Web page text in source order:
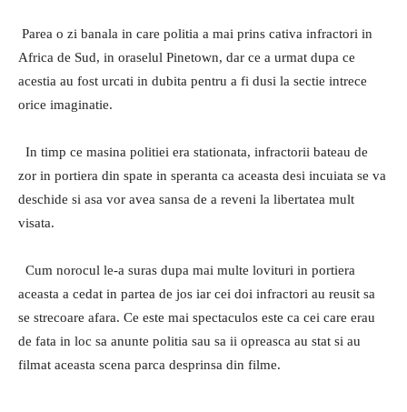
Parea o zi banala in care politia a mai prins cativa infractori in
Africa de Sud, in oraselul Pinetown, dar ce a urmat dupa ce
acestia au fost urcati in dubita pentru a fi dusi la sectie intrece
orice imaginatie.
In timp ce masina politiei era stationata, infractorii bateau de
zor in portiera din spate in speranta ca aceasta desi incuiata se va
deschide si asa vor avea sansa de a reveni la libertatea mult
visata.
Cum norocul le-a suras dupa mai multe lovituri in portiera
aceasta a cedat in partea de jos iar cei doi infractori au reusit sa
se strecoare afara. Ce este mai spectaculos este ca cei care erau
de fata in loc sa anunte politia sau sa ii opreasca au stat si au
filmat aceasta scena parca desprinsa din filme.